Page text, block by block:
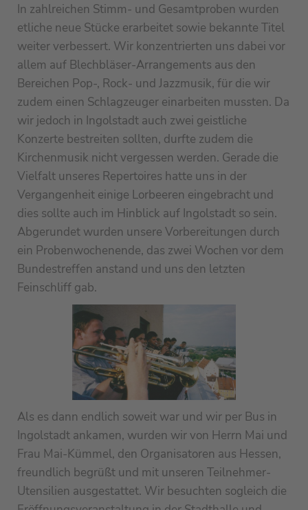
In zahlreichen Stimm- und Gesamtproben wurden
etliche neue Stücke erarbeitet sowie bekannte Titel
weiter verbessert. Wir konzentrierten uns dabei vor
allem auf Blechbläser-Arrangements aus den
Bereichen Pop-, Rock- und Jazzmusik, für die wir
zudem einen Schlagzeuger einarbeiten mussten. Da
wir jedoch in Ingolstadt auch zwei geistliche
Konzerte bestreiten sollten, durfte zudem die
Kirchenmusik nicht vergessen werden. Gerade die
Vielfalt unseres Repertoires hatte uns in der
Vergangenheit einige Lorbeeren eingebracht und
dies sollte auch im Hinblick auf Ingolstadt so sein.
Abgerundet wurden unsere Vorbereitungen durch
ein Probenwochenende, das zwei Wochen vor dem
Bundestreffen anstand und uns den letzten
Feinschliff gab.
Als es dann endlich soweit war und wir per Bus in
Ingolstadt ankamen, wurden wir von Herrn Mai und
Frau Mai-Kümmel, den Organisatoren aus Hessen,
freundlich begrüßt und mit unseren Teilnehmer-
Utensilien ausgestattet. Wir besuchten sogleich die